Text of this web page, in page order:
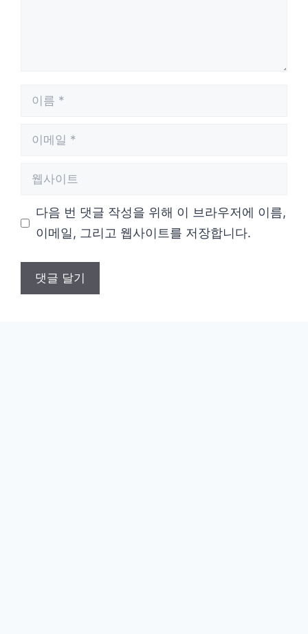
다음 번 댓글 작성을 위해 이 브라우저에 이름,
이메일, 그리고 웹사이트를 저장합니다.